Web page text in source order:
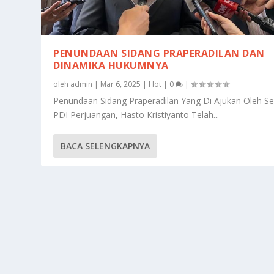
PENUNDAAN SIDANG PRAPERADILAN DAN
DINAMIKA HUKUMNYA
oleh admin | Mar 6, 2025 | Hot | 0 |
Penundaan Sidang Praperadilan Yang Di Ajukan Oleh
PDI Perjuangan, Hasto Kristiyanto Telah...
BACA SELENGKAPNYA